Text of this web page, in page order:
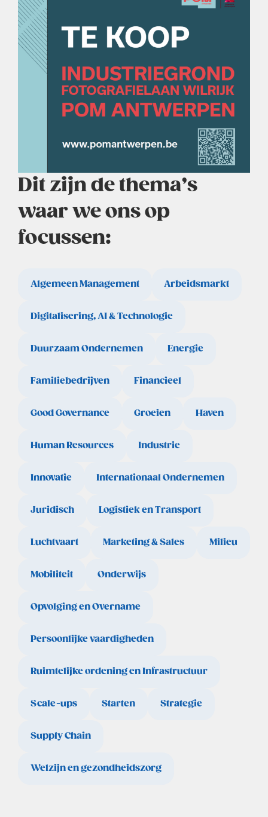
Dit zijn de thema’s
waar we ons op
focussen:
Algemeen Management Arbeidsmarkt
Digitalisering, AI & Technologie
Duurzaam Ondernemen Energie
Familiebedrijven Financieel
Good Governance Groeien Haven
Human Resources Industrie
Innovatie Internationaal Ondernemen
Juridisch Logistiek en Transport
Luchtvaart Marketing & Sales Milieu
Mobiliteit Onderwijs
Opvolging en Overname
Persoonlijke vaardigheden
Ruimtelijke ordening en Infrastructuur
Scale-ups Starten Strategie
Supply Chain
Welzijn en gezondheidszorg